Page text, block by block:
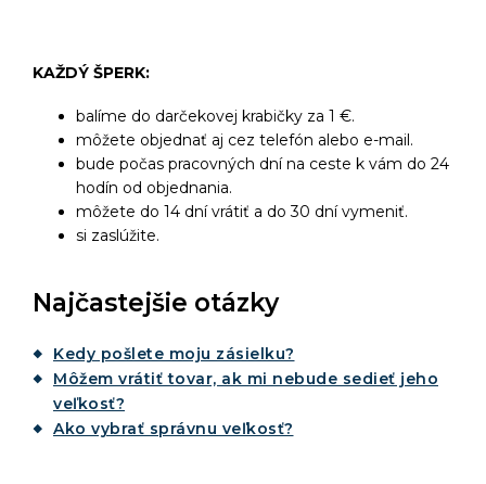
KAŽDÝ ŠPERK:
balíme do darčekovej krabičky za 1 €.
môžete objednať aj cez telefón alebo e-mail.
bude počas pracovných dní na ceste k vám do 24
hodín od objednania.
môžete do 14 dní vrátiť a do 30 dní vymeniť.
si zaslúžite.
Najčastejšie otázky
Kedy pošlete moju zásielku?
Môžem vrátiť tovar, ak mi nebude sedieť jeho
veľkosť?
Ako vybrať správnu veľkosť?